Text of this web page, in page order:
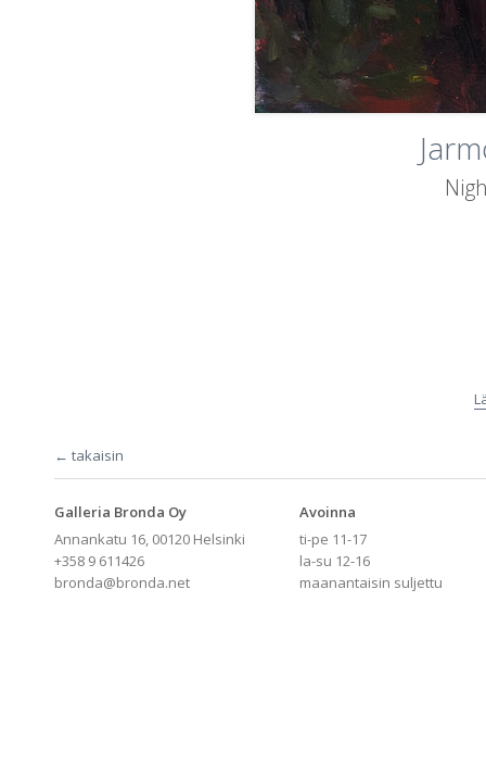
← takaisin
Galleria Bronda Oy
Annankatu 16, 00120 Helsinki
+358 9 611426
bronda@bronda.net
Avoinna
ti-pe 11-17
la-su 12-16
maanantaisin suljettu